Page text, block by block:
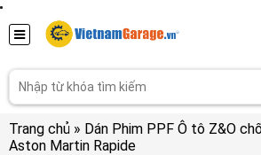
Trang chủ » Dán Phim PPF Ô tô Z&O
Aston Martin Rapide